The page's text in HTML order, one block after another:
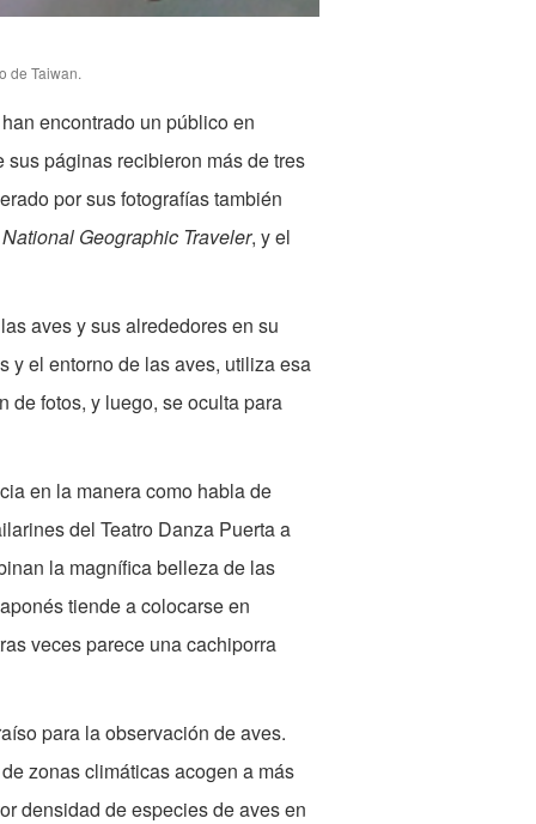
de Taiwan.
encontrado un público en
páginas recibieron más de tres
por sus fotografías también
National Geographic Traveler, y el
aves y sus alrededores en su
y el entorno de las aves, utiliza esa
de fotos, y luego, se oculta para
en la manera como habla de
del Teatro Danza Puerta a
la magnífica belleza de las
tiende a colocarse en
veces parece una cachiporra
para la observación de aves.
zonas climáticas acogen a más
densidad de especies de aves en